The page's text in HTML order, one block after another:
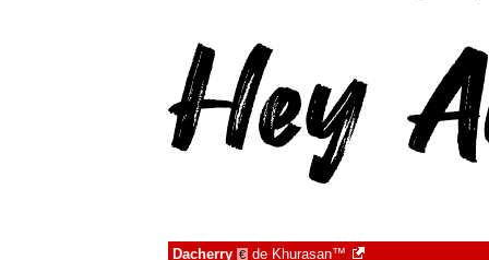
Dacherry € de Khurasan™